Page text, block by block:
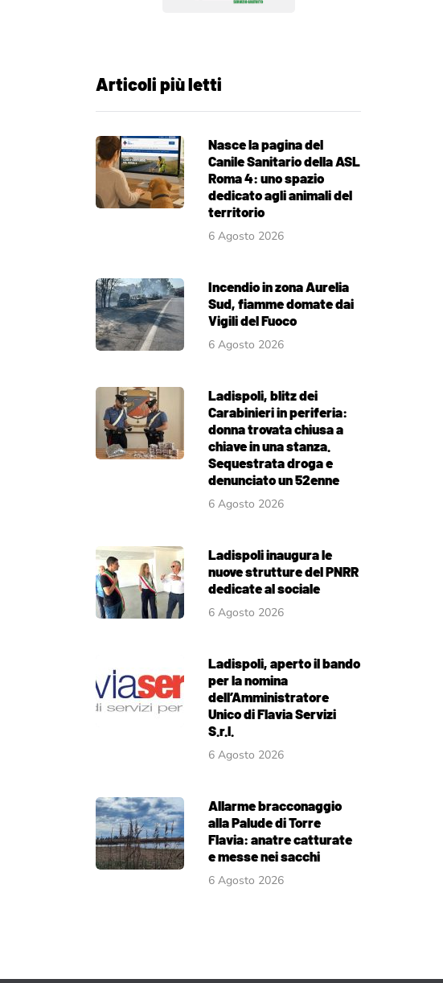
Articoli più letti
Nasce la pagina del
Canile Sanitario della ASL
Roma 4: uno spazio
dedicato agli animali del
territorio
6 Agosto 2026
Incendio in zona Aurelia
Sud, fiamme domate dai
Vigili del Fuoco
6 Agosto 2026
Ladispoli, blitz dei
Carabinieri in periferia:
donna trovata chiusa a
chiave in una stanza.
Sequestrata droga e
denunciato un 52enne
6 Agosto 2026
Ladispoli inaugura le
nuove strutture del PNRR
dedicate al sociale
6 Agosto 2026
Ladispoli, aperto il bando
per la nomina
dell’Amministratore
Unico di Flavia Servizi
S.r.l.
6 Agosto 2026
Allarme bracconaggio
alla Palude di Torre
Flavia: anatre catturate
e messe nei sacchi
6 Agosto 2026